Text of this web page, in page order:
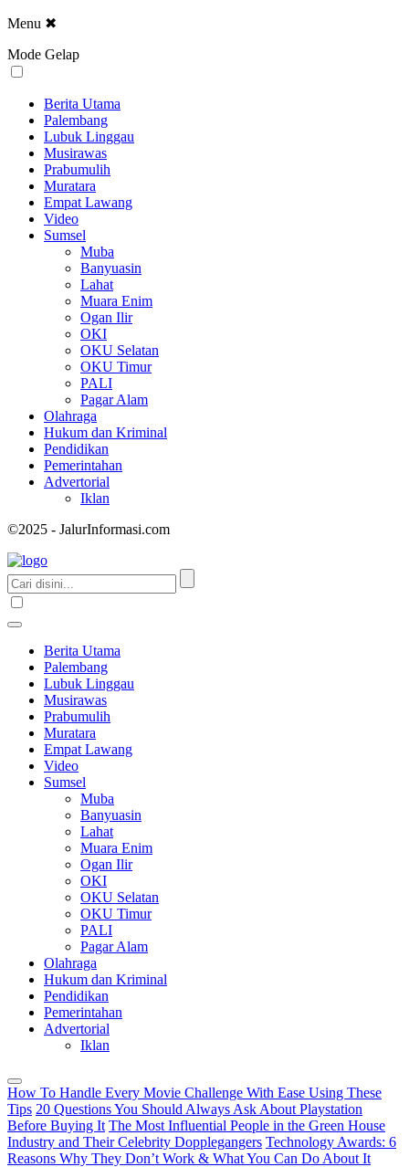
Menu ✖
Mode Gelap
Berita Utama
Palembang
Lubuk Linggau
Musirawas
Prabumulih
Muratara
Empat Lawang
Video
Sumsel
Muba
Banyuasin
Lahat
Muara Enim
Ogan Ilir
OKI
OKU Selatan
OKU Timur
PALI
Pagar Alam
Olahraga
Hukum dan Kriminal
Pendidikan
Pemerintahan
Advertorial
Iklan
©2025 - JalurInformasi.com
Berita Utama
Palembang
Lubuk Linggau
Musirawas
Prabumulih
Muratara
Empat Lawang
Video
Sumsel
Muba
Banyuasin
Lahat
Muara Enim
Ogan Ilir
OKI
OKU Selatan
OKU Timur
PALI
Pagar Alam
Olahraga
Hukum dan Kriminal
Pendidikan
Pemerintahan
Advertorial
Iklan
How To Handle Every Movie Challenge With Ease Using These
Tips 20 Questions You Should Always Ask About Playstation
Before Buying It The Most Influential People in the Green House
Industry and Their Celebrity Dopplegangers Technology Awards: 6
Reasons Why They Don’t Work & What You Can Do About It